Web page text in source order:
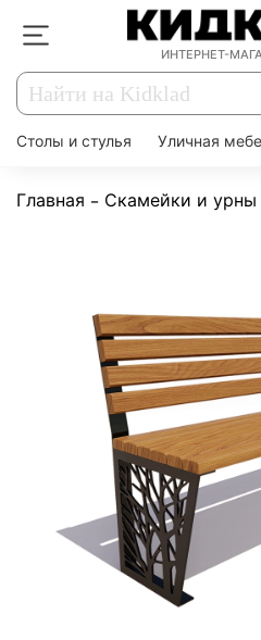
ИНТЕРНЕТ-
Столы и стулья Уличная
Главная Скамейки и урны